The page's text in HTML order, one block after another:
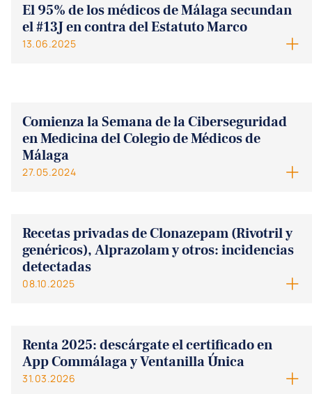
El 95% de los médicos de Málaga secundan
el #13J en contra del Estatuto Marco
13.06.2025
Comienza la Semana de la Ciberseguridad
en Medicina del Colegio de Médicos de
Málaga
27.05.2024
Recetas privadas de Clonazepam (Rivotril y
genéricos), Alprazolam y otros: incidencias
detectadas
08.10.2025
Renta 2025: descárgate el certificado en
App Commálaga y Ventanilla Única
31.03.2026